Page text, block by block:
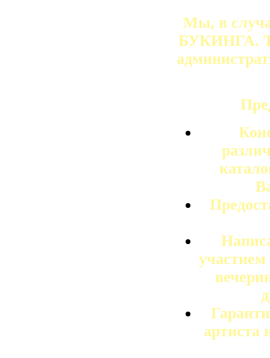
Мы, в
БУКИНГА. То
артиста